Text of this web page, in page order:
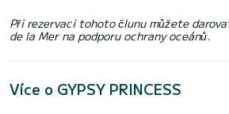
Při rezervaci tohoto člunu můžete
de la Mer na podporu ochrany oceánů.
Více o GYPSY PRINCESS